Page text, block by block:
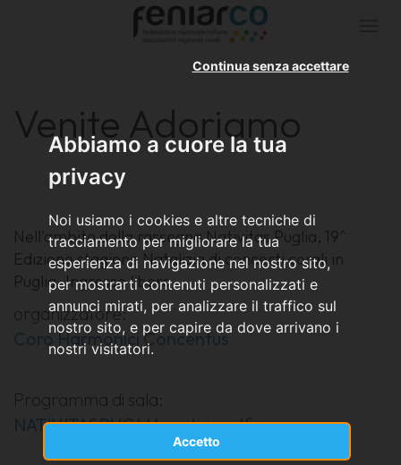
Abbiamo a cuore la tua
privacy
Noi usiamo i cookies e altre tecniche di
tracciamento per migliorare la tua
esperienza di navigazione nel nostro sito,
per mostrarti contenuti personalizzati e
annunci mirati, per analizzare il traffico sul
nostro sito, e per capire da dove arrivano i
nostri visitatori.
Accetto
Continua senza accettare
Venite Adoriamo
Nell'ambito della rassegna Nativitas Puglia, 19^
Edizione stagione Natalizia di concerti corali in
Puglia. Ingresso libero
organizzatore:
Coro Harmonici Concentus
Programma di sala:
NATIVITASPUGLIA_colori.pdf